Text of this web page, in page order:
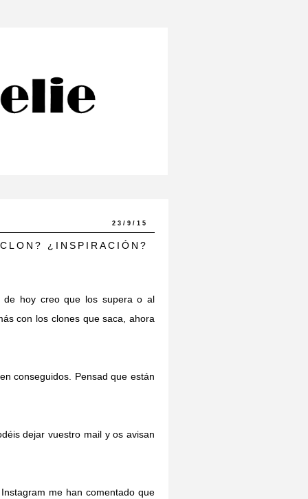
23/9/15
¿INSPIRACIÓN?
de hoy creo que los supera o al
con los clones que saca, ahora
conseguidos. Pensad que están
dejar vuestro mail y os avisan
me han comentado que